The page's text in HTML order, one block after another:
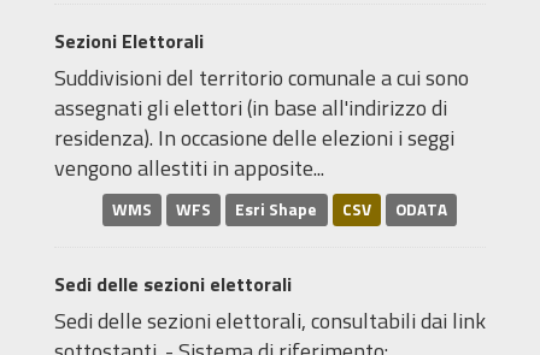
Sezioni Elettorali
Suddivisioni del territorio comunale a cui sono
assegnati gli elettori (in base all'indirizzo di
residenza). In occasione delle elezioni i seggi
vengono allestiti in apposite...
WMS WFS Esri Shape CSV ODATA
Sedi delle sezioni elettorali
Sedi delle sezioni elettorali, consultabili dai link